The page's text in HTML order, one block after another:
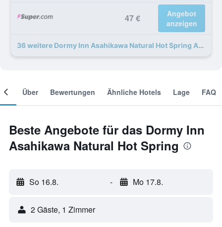
47 €
Angebot
anzeigen
36 weitere Dormy Inn Asahikawa Natural Hot Spring Angebote
Über Bewertungen Ähnliche Hotels Lage FAQ
Beste Angebote für das Dormy Inn
Asahikawa Natural Hot Spring
So 16.8. - Mo 17.8.
2 Gäste, 1 Zimmer